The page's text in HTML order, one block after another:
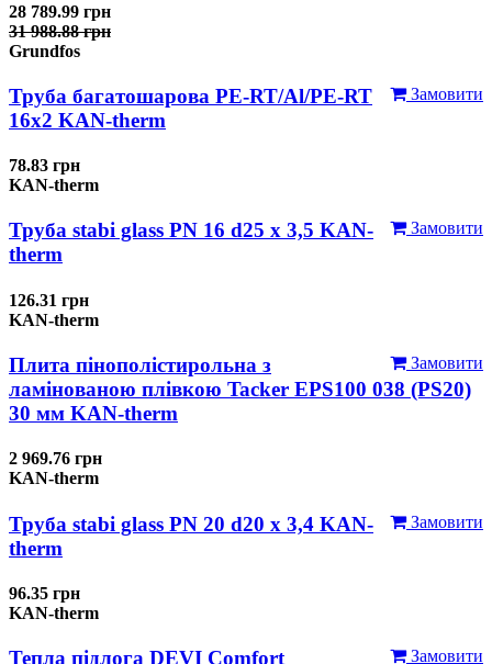
28 789.99 грн
31 988.88 грн
Grundfos
Замовити
Труба багатошарова PE-RT/Al/PE-RT
16x2 KAN-therm
78.83 грн
KAN-therm
Замовити
Труба stabi glass PN 16 d25 х 3,5 KAN-
therm
126.31 грн
KAN-therm
Замовити
Плита пінополістирольна з
ламінованою плівкою Tacker EPS100 038 (PS20)
30 мм KAN-therm
2 969.76 грн
KAN-therm
Замовити
Труба stabi glass PN 20 d20 х 3,4 KAN-
therm
96.35 грн
KAN-therm
Замовити
Тепла підлога DEVI Comfort